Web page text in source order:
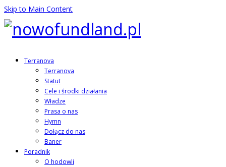
Skip to Main Content
Terranova
Terranova
Statut
Cele i środki działania
Władze
Prasa o nas
Hymn
Dołącz do nas
Baner
Poradnik
O hodowli